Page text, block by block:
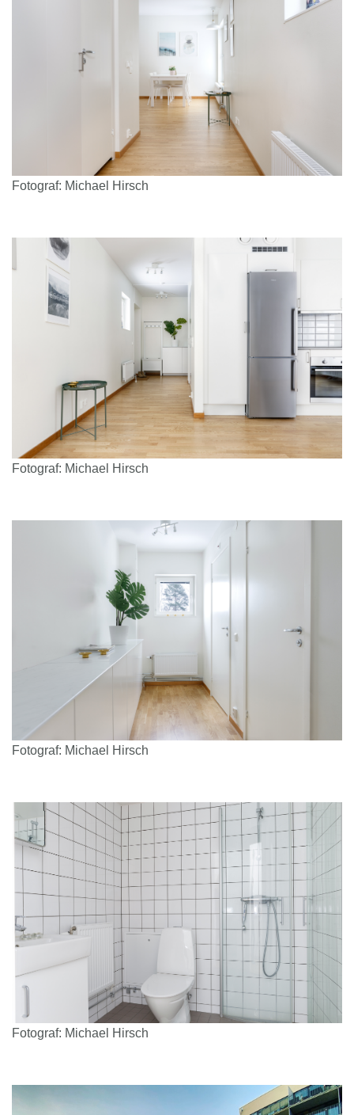
Fotograf: Michael Hirsch
Fotograf: Michael Hirsch
Fotograf: Michael Hirsch
Fotograf: Michael Hirsch